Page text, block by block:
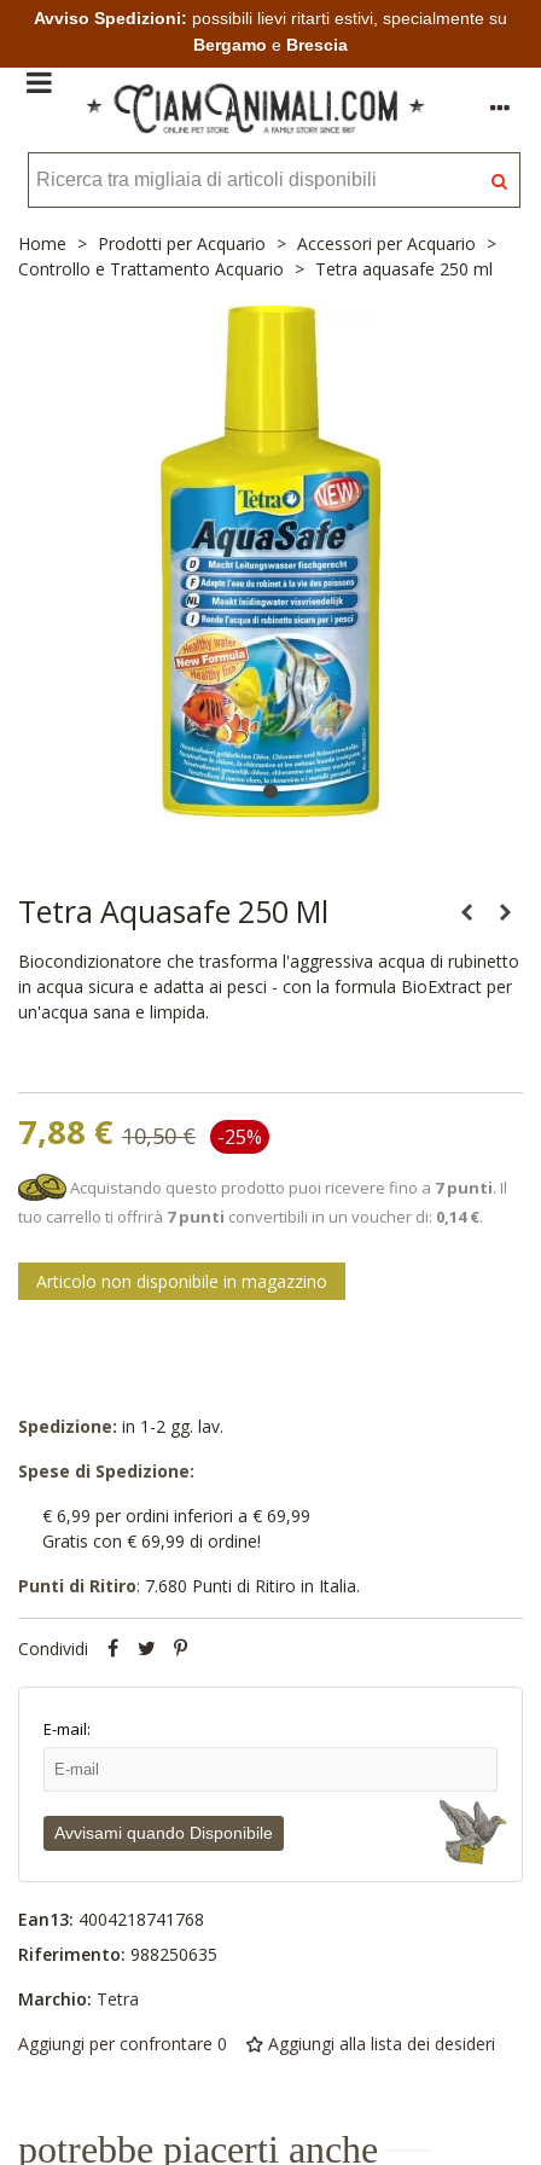
Avviso Spedizioni: possibili lievi ritarti estivi, specialmente su
Bergamo e Brescia
Home > Prodotti per Acquario > Accessori per Acquario >
Controllo e Trattamento Acquario > Tetra aquasafe 250 ml
Tetra Aquasafe 250 Ml
Biocondizionatore che trasforma l'aggressiva acqua di rubinetto
in acqua sicura e adatta ai pesci - con la formula BioExtract per
un'acqua sana e limpida.
7,88 € 10,50 € -25%
Acquistando questo prodotto puoi ricevere fino a 7 punti. Il
tuo carrello ti offrirà 7punti convertibili in un voucher di: 0,14 €.
Articolo non disponibile in magazzino
Spedizione: in 1-2 gg. lav.
Spese di Spedizione:
€ 6,99 per ordini inferiori a € 69,99
Gratis con € 69,99 di ordine!
Punti di Ritiro: 7.680 Punti di Ritiro in Italia.
Condividi
E-mail:
Avvisami quando Disponibile
Ean13: 4004218741768
Riferimento: 988250635
Marchio: Tetra
Aggiungi per confrontare 0 Aggiungi alla lista dei desideri
potrebbe piacerti anche